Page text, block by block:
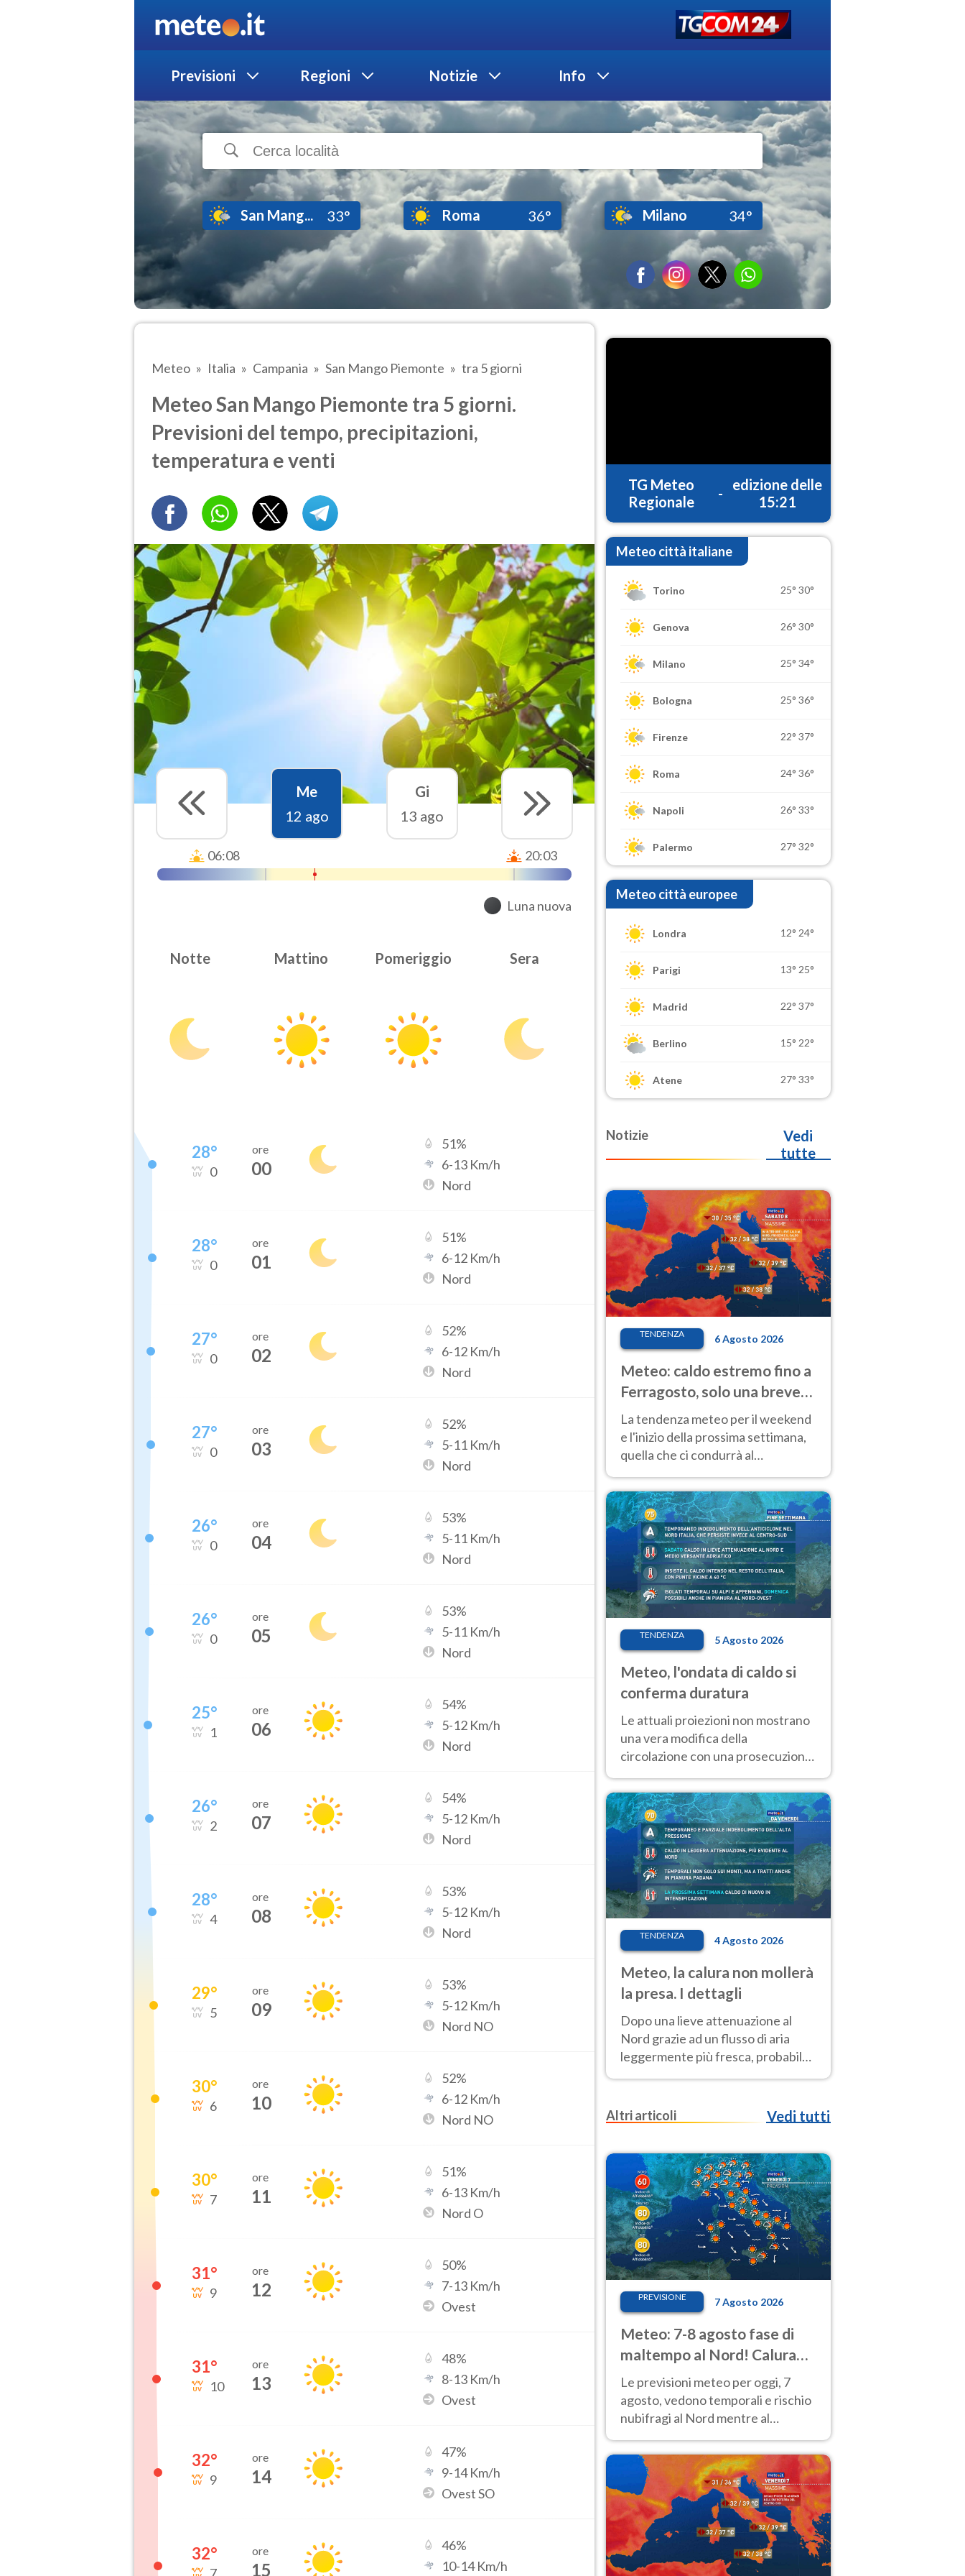
Previsioni Regioni Notizie Info
San Mang... 33° Roma 36° Milano 34°
Meteo Italia Campania San Mango Piemonte tra 5 giorni
Meteo San Mango Piemonte tra 5 giorni.
Previsioni del tempo, precipitazioni,
temperatura e venti
Me
12 ago
Gi
13 ago
06:08 20:03
Luna nuova
Notte Mattino Pomeriggio Sera
28°
0
ore
00
51%
6-13 Km/h
Nord
28°
0
ore
01
51%
6-12 Km/h
Nord
27°
0
ore
02
52%
6-12 Km/h
Nord
27°
0
ore
03
52%
5-11 Km/h
Nord
26°
0
ore
04
53%
5-11 Km/h
Nord
26°
0
ore
05
53%
5-11 Km/h
Nord
25°
1
ore
06
54%
5-12 Km/h
Nord
26°
2
ore
07
54%
5-12 Km/h
Nord
28°
4
ore
08
53%
5-12 Km/h
Nord
29°
5
ore
09
53%
5-12 Km/h
Nord NO
30°
6
ore
10
52%
6-12 Km/h
Nord NO
30°
7
ore
11
51%
6-13 Km/h
Nord O
31°
9
ore
12
50%
7-13 Km/h
Ovest
31°
10
ore
13
48%
8-13 Km/h
Ovest
32°
9
ore
14
47%
9-14Km/h
Ovest SO
32° ore
15
46%
10-14Km/h
TG Meteo
Regionale
-
edizione delle
15:21
Meteo città italiane
Torino 25° 30°
Genova 26° 30°
Milano 25° 34°
Bologna 25° 36°
Firenze 22° 37°
Roma 24° 36°
Napoli 26° 33°
Palermo 27° 32°
Meteo città europee
Londra 12° 24°
Parigi 13° 25°
Madrid 22° 37°
Berlino 15° 22°
Atene 27° 33°
Notizie
Vedi
tutte
TENDENZA 6 Agosto 2026
Meteo: caldo estremo fino a
Ferragosto, solo una breve
pausa. Ecco dove
La tendenza meteo per il weekend
e l'inizio della prossima settimana,
quella che ci condurrà al
temperature molto elevate
TENDENZA 5 Agosto 2026
Meteo, l'ondata di caldo si
conferma duratura
Le attuali proiezioni non mostrano
una vera modifica della
circolazione con una prosecuzione
giorni, compresa la settimana di
Ferragosto
TENDENZA 4 Agosto 2026
Meteo, la calura non mollerà
la presa. I dettagli
Dopo una lieve attenuazione al
Nord grazie ad un flusso di aria
leggermente più fresca, probabile
nuovo rinforzo dell’anticiclone
Altri articoli
Vedi tutti
PREVISIONE 7 Agosto 2026
Meteo: 7-8 agosto fase di
maltempo al Nord! Calura
fino a Ferragosto
Le previsioni meteo per oggi, 7
agosto, vedono temporali e rischio
nubifragi al Nord mentre al
molto intenso.